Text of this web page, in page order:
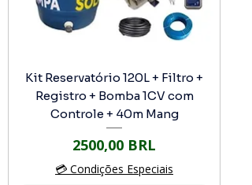
Kit Reservatório 120L + Filtro +
Registro + Bomba 1CV com
Controle + 40m Mang
Precio
2500,00 BRL
💳 Condições Especiais